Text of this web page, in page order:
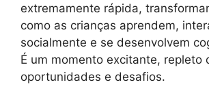
extremamente rápida,
como as crianças aprendem,
socialmente e se desenvolvem
É um momento excitante, repleto
oportunidades e desafios.